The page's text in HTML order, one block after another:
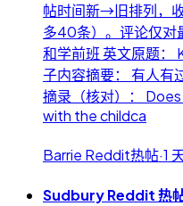
帖时间新→旧排列，
多40条）。评论仅对
和学前班 英文原题：
子内容摘要： 有人有
摘录（核对）：
with the childca
Barrie Reddit热帖·1
Sudbury Reddit 热